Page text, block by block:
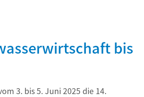
bis
3. bis 5. Juni 2025 die 14.